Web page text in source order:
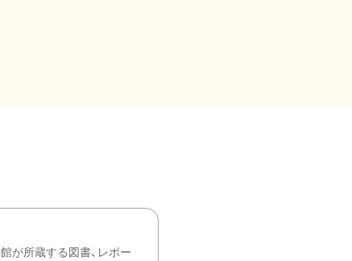
が所蔵する図書、レポー